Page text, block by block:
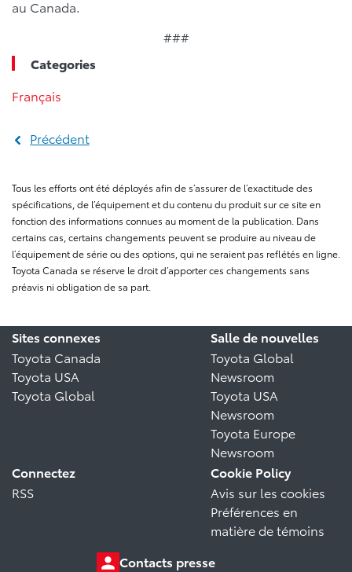
au Canada.
###
Categories
Français
Précédent
Tous les efforts ont été déployés afin de s’assurer de l’exactitude des
spécifications, de l’équipement et du contenu du produit sur ce site en
fonction des informations connues au moment de la publication. Dans
certains cas, certains changements peuvent se produire au niveau de
l’équipement de série ou des options, qui ne seraient pas reflétés en ligne.
Toyota Canada se réserve le droit d’apporter ces changements sans
préavis ni obligation de sa part.
Sites connexes
Toyota Canada
Toyota USA
Toyota Global
Salle de nouvelles
Toyota Global
Newsroom
Toyota USA
Newsroom
Toyota Europe
Newsroom
Connectez
RSS
Cookie Policy
Avis sur les cookies
Préférences en
matière de témoins
Contacts presse